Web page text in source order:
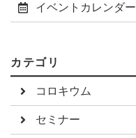
イベントカレンダー
カテゴリ
コロキウム
セミナー